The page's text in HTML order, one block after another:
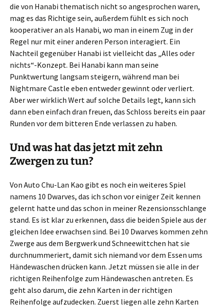
die von Hanabi thematisch nicht so angesprochen waren,
mag es das Richtige sein, außerdem fühlt es sich noch
kooperativer an als Hanabi, wo man in einem Zug in der
Regel nur mit einer anderen Person interagiert. Ein
Nachteil gegenüber Hanabi ist vielleicht das „Alles oder
nichts“-Konzept. Bei Hanabi kann man seine
Punktwertung langsam steigern, während man bei
Nightmare Castle eben entweder gewinnt oder verliert.
Aber wer wirklich Wert auf solche Details legt, kann sich
dann eben einfach dran freuen, das Schloss bereits ein paar
Runden vor dem bitteren Ende verlassen zu haben.
Und was hat das jetzt mit zehn
Zwergen zu tun?
Von Auto Chu-Lan Kao gibt es noch ein weiteres Spiel
namens 10 Dwarves, das ich schon vor einiger Zeit kennen
gelernt hatte und das schon in meiner Rezensionsschlange
stand. Es ist klar zu erkennen, dass die beiden Spiele aus der
gleichen Idee erwachsen sind. Bei 10 Dwarves kommen zehn
Zwerge aus dem Bergwerk und Schneewittchen hat sie
durchnummeriert, damit sich niemand vor dem Essen ums
Händewaschen drücken kann. Jetzt müssen sie alle in der
richtigen Reihenfolge zum Händewaschen antreten. Es
geht also darum, die zehn Karten in der richtigen
Reihenfolge aufzudecken. Zuerst liegen alle zehn Karten